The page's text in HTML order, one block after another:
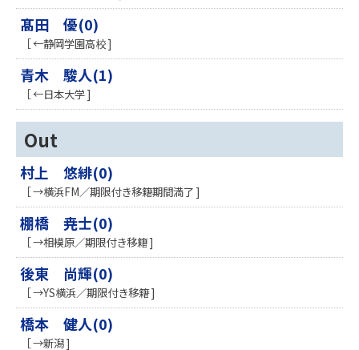
髙田 優(0)
［ ←静岡学園高校 ]
青木 駿人(1)
［ ←日本大学 ]
Out
村上 悠緋(0)
［ →横浜FM／期限付き移籍期間満了 ]
棚橋 尭士(0)
［ →相模原／期限付き移籍 ]
後東 尚輝(0)
［ →YS横浜／期限付き移籍 ]
橋本 健人(0)
［ →新潟 ]